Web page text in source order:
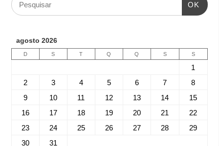
OK
agosto 2026
D S T Q Q S S
1
2
3 4 5 6 7
8
9
10 11 12 13 14
15
16
17 18 19 20 21
22
23
24 25 26 27 28
29
30
31